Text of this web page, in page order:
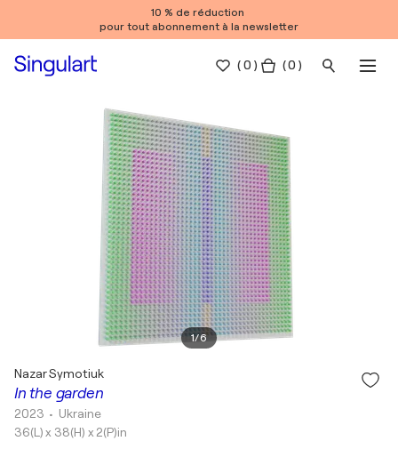
10 % de réduction
pour tout abonnement à la newsletter
(0 ) ( 0 )
1/6
In the garden
Nazar Symotiuk
2023 • Ukraine
36(L) x 38(H) x 2(P)in